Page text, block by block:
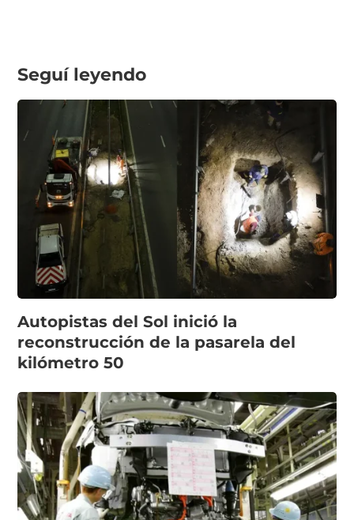
Seguí leyendo
Autopistas del Sol inició la
reconstrucción de la pasarela del
kilómetro 50